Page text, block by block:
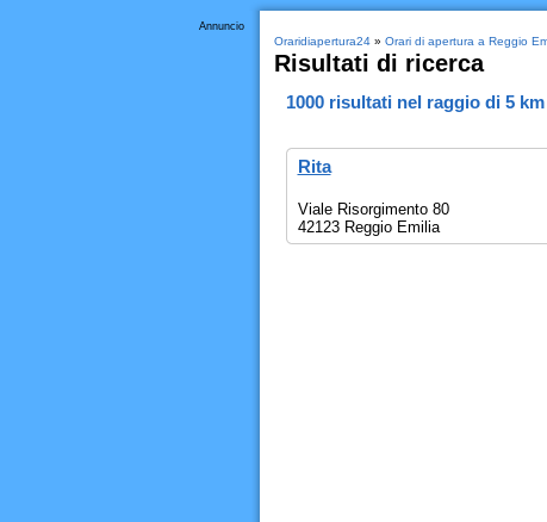
Annuncio
Oraridiapertura24» Orari di apertura a Reggio
Risultati di ricerca
1000risultati nel raggio di 5 km
Rita
Viale Risorgimento 80
42123 Reggio Emilia